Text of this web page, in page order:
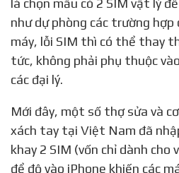
là chọn mẫu có 2 SIM vật lý
như dự phòng các trường hợp
máy, lỗi SIM thì có thể thay
tức, không phải phụ thuộc
các đại lý.
Mới đây, một số thợ sửa và cơ sở kinh doanh iPhone
xách tay tại Việt Nam đã
khay 2 SIM (vốn chỉ dành
để độ vào iPhone khiến các